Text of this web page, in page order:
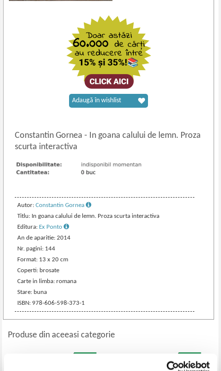
Constantin Gornea- In goana calului de lemn. Proza
scurta interactiva
Autor:Constantin Gornea
Titlu: In goana calului de lemn. Proza scurta interactiva
Editura: Ex Ponto
An de aparitie: 2014
Nr. pagini: 144
Format: 13 x 20 cm
Coperti: brosate
Carte in limba: romana
Stare: buna
ISBN: 978-606-598-373-1
Adaugă în wishlist
Produse din aceeasi categorie